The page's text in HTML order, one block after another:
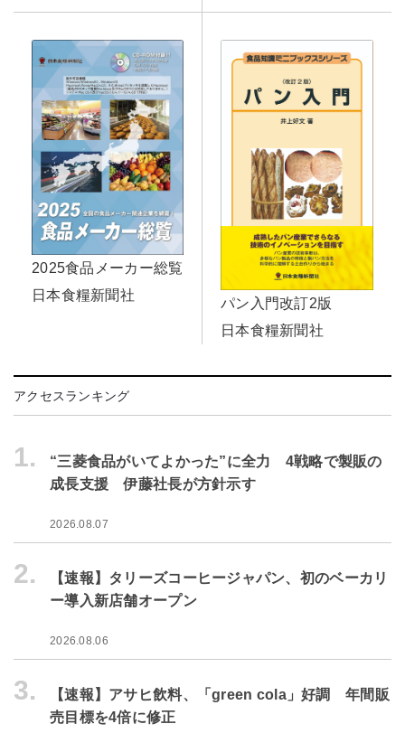
2025食品メーカー総覧
日本食糧新聞社
パン入門改訂2版
日本食糧新聞社
アクセスランキング
1.
“三菱食品がいてよかった”に全力 4戦略で製販の
成長支援 伊藤社長が方針示す
2026.08.07
2.
【速報】タリーズコーヒージャパン、初のベーカリ
ー導入新店舗オープン
2026.08.06
3.
【速報】アサヒ飲料、「green cola」好調 年間販
売目標を4倍に修正